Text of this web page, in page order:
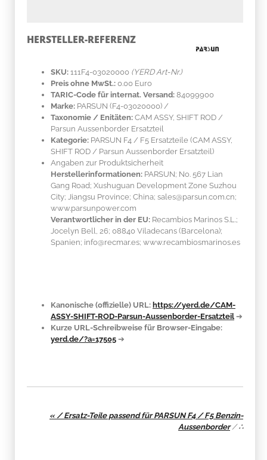
HERSTELLER-REFERENZ
SKU: 111F4-03020000 (YERD Art-Nr.)
Preis ohne MwSt.: 0.00 Euro
TARIC-Code für internat. Versand: 84099900
Marke: PARSUN (F4-03020000) /
Taxonomie / Enitäten: CAM ASSY, SHIFT ROD /
Parsun Aussenborder Ersatzteil
Kategorie: PARSUN F4 / F5 Ersatzteile (CAM ASSY,
SHIFT ROD / Parsun Aussenborder Ersatzteil)
Angaben zur Produktsicherheit
Herstellerinformationen: PARSUN; No. 567 Lian
Gang Road; Xushuguan Development Zone Suzhou
City; Jiangsu Province; China; sales@parsun.com.cn;
www.parsunpower.com
Verantwortlicher in der EU: Recambios Marinos S.L.;
Jocelyn Bell, 26; 08840 Viladecans (Barcelona);
Spanien; info@recmar.es; www.recambiosmarinos.es
Kanonische (offizielle) URL: https://yerd.de/CAM-
ASSY-SHIFT-ROD-Parsun-Aussenborder-Ersatzteil ➔
Kurze URL-Schreibweise für Browser-Eingabe:
yerd.de/?a=17505 ➔
« / Ersatz-Teile passend für PARSUN F4 / F5 Benzin-
Aussenborder/∴